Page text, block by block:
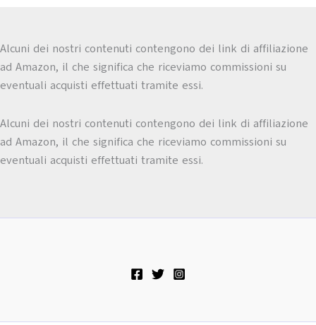
Alcuni dei nostri contenuti contengono dei link di affiliazione
ad Amazon, il che significa che riceviamo commissioni su
eventuali acquisti effettuati tramite essi.
Alcuni dei nostri contenuti contengono dei link di affiliazione
ad Amazon, il che significa che riceviamo commissioni su
eventuali acquisti effettuati tramite essi.